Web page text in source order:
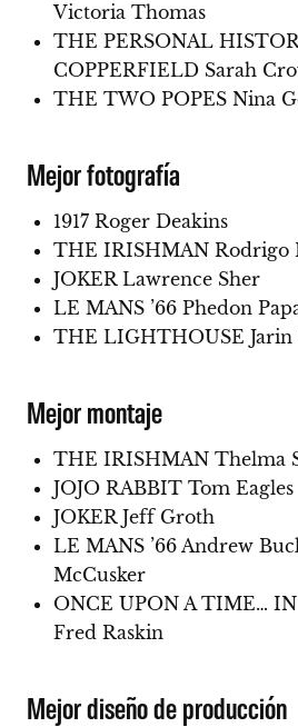
Victoria Thomas
THE PERSONAL
COPPERFIELD Sarah
THE TWO POPES Nina
Mejor fotografía
1917 Roger Deakins
THE IRISHMAN Rodrigo
JOKER Lawrence Sher
LE MANS ’66 Phedon
THE LIGHTHOUSE Jarin
Mejor montaje
THE IRISHMAN Thelma
JOJO RABBIT Tom Eagles
JOKER Jeff Groth
LE MANS ’66 Andrew
McCusker
ONCE UPON A TIME…
Fred Raskin
Mejor diseño de producción